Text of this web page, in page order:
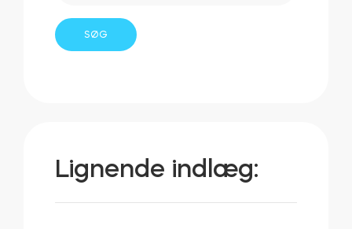
Lignende indlæg: